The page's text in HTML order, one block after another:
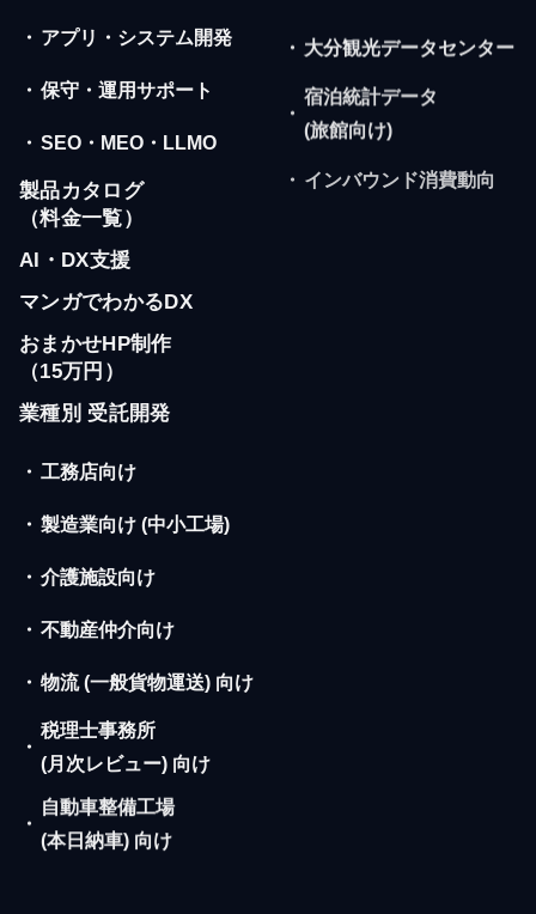
・ アプリ・システム開発
・ 保守・運用サポート
・ SEO・MEO・LLMO
製品カタログ
（料金一覧）
AI・DX支援
マンガでわかるDX
おまかせHP制作
（15万円）
業種別 受託開発
・ 工務店向け
・ 製造業向け (中小工場)
・ 介護施設向け
・ 不動産仲介向け
・ 物流 (一般貨物運送) 向け
・
税理士事務所
(月次レビュー) 向け
・
自動車整備工場
(本日納車) 向け
・ 大分観光データセンター
・
宿泊統計データ
(旅館向け)
・ インバウンド消費動向